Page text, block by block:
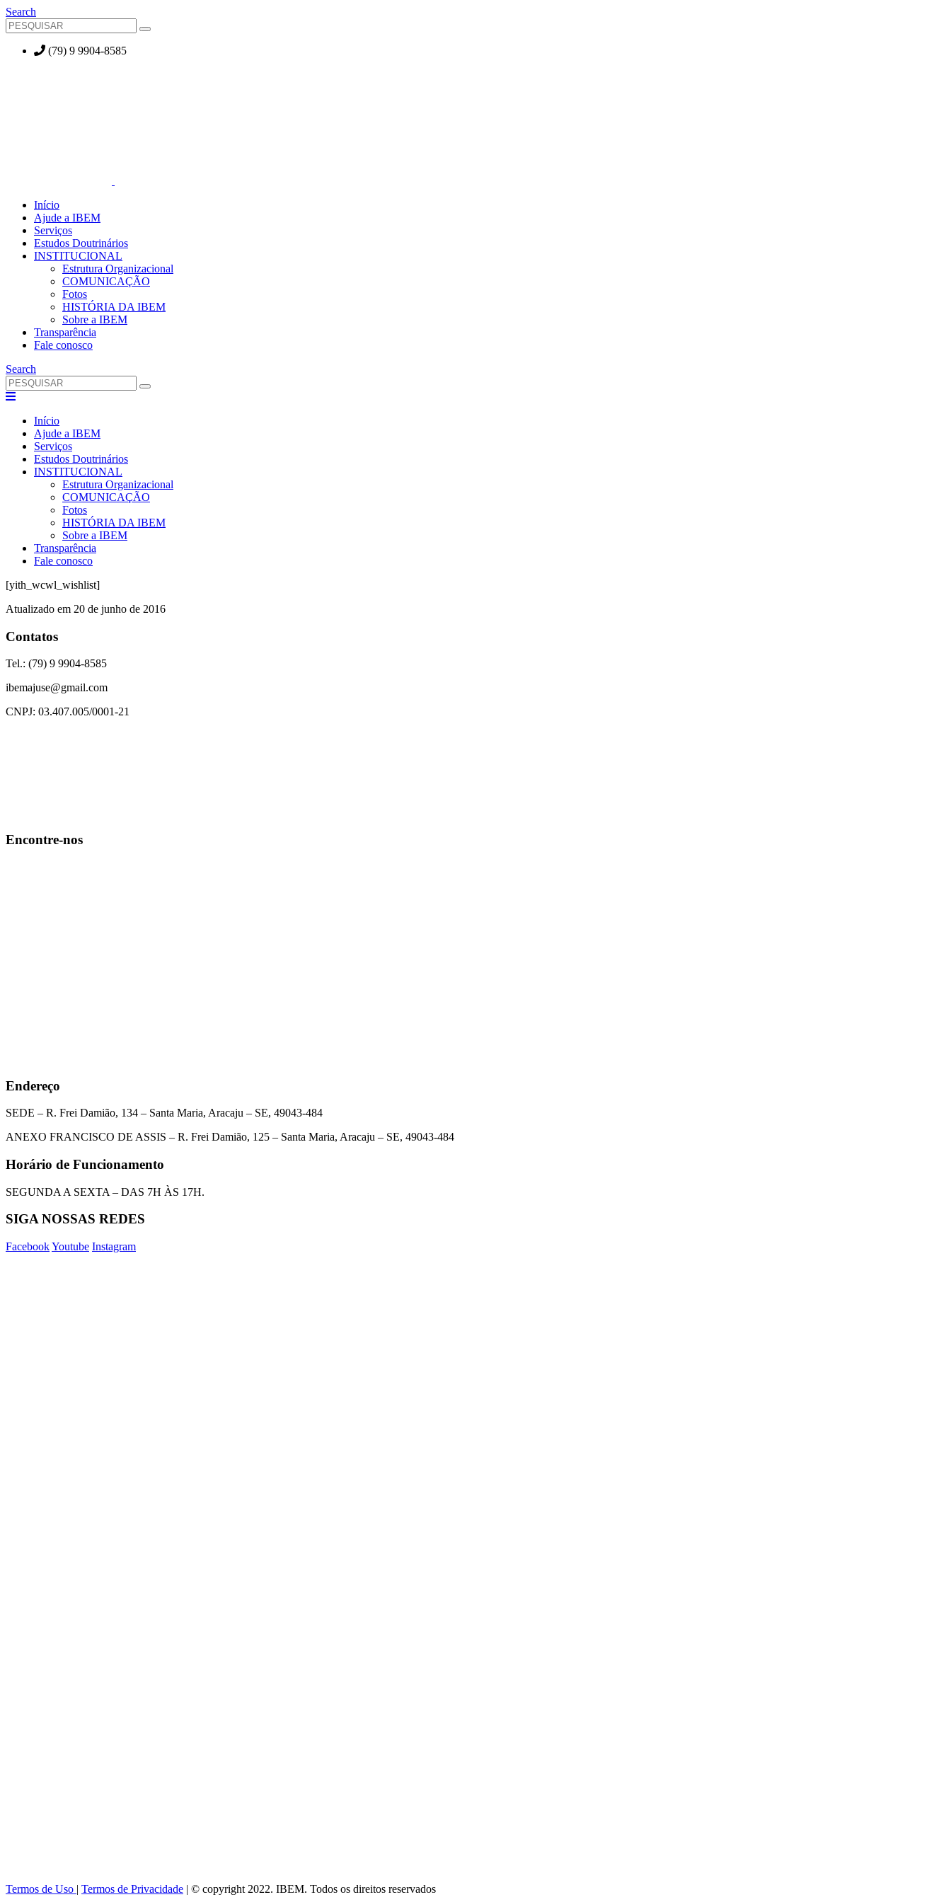
Search
(79) 9 9904-8585
Início
Ajude a IBEM
Serviços
Estudos Doutrinários
INSTITUCIONAL
Estrutura Organizacional
COMUNICAÇÃO
Fotos
HISTÓRIA DA IBEM
Sobre a IBEM
Transparência
Fale conosco
Search
Início
Ajude a IBEM
Serviços
Estudos Doutrinários
INSTITUCIONAL
Estrutura Organizacional
COMUNICAÇÃO
Fotos
HISTÓRIA DA IBEM
Sobre a IBEM
Transparência
Fale conosco
[yith_wcwl_wishlist]
Atualizado em 20 de junho de 2016
Contatos
Tel.: (79) 9 9904-8585
ibemajuse@gmail.com
CNPJ: 03.407.005/0001-21
Encontre-nos
Endereço
SEDE – R. Frei Damião, 134 – Santa Maria, Aracaju – SE, 49043-484
ANEXO FRANCISCO DE ASSIS – R. Frei Damião, 125 – Santa Maria, Aracaju – SE, 49043-484
Horário de Funcionamento
SEGUNDA A SEXTA – DAS 7H ÀS 17H.
SIGA NOSSAS REDES
FacebookYoutube Instagram
Termos de Uso | Termos de Privacidade | © copyright 2022. IBEM. Todos os direitos reservados